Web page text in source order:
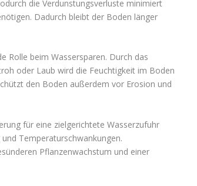
die Verdunstungsverluste minimiert
Dadurch bleibt der Boden länger
Rolle beim Wassersparen. Durch das
oder Laub wird die Feuchtigkeit im Boden
den Boden außerdem vor Erosion und
für eine zielgerichtete Wasserzufuhr
Temperaturschwankungen.
Pflanzenwachstum und einer